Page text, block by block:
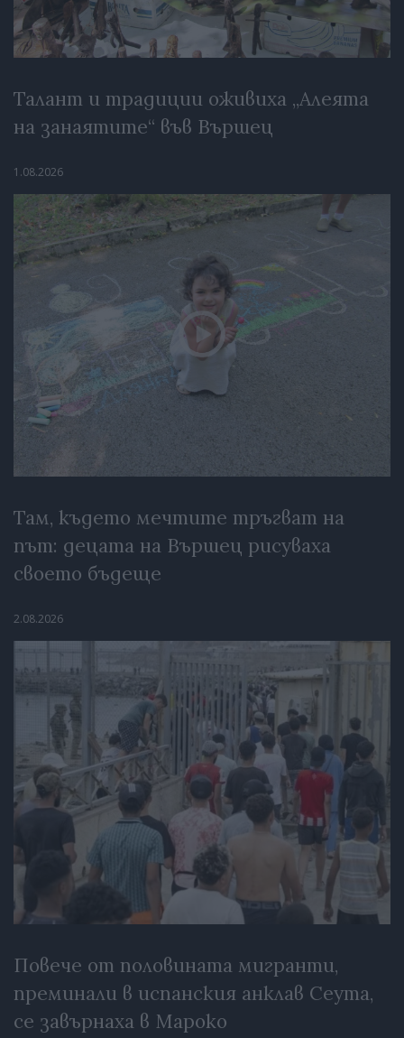
Талант и традиции оживиха „Алеята
на занаятите“ във Вършец
1.08.2026
Там, където мечтите тръгват на
път: децата на Вършец рисуваха
своето бъдеще
2.08.2026
Повече от половината мигранти,
преминали в испанския анклав Сеута,
се завърнаха в Мароко